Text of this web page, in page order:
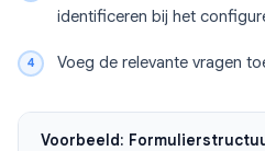
identificeren bij het
Voeg de relevante vragen
Voorbeeld: